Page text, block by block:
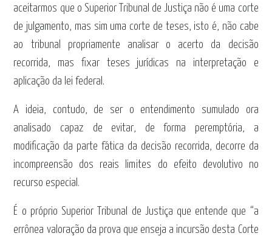
aceitarmos que o Superior Tribunal de Justiça não é uma corte
de julgamento, mas sim uma corte de teses, isto é, não cabe
ao tribunal propriamente analisar o acerto da decisão
recorrida, mas fixar teses jurídicas na interpretação e
aplicação da lei federal.
A ideia, contudo, de ser o entendimento sumulado ora
analisado capaz de evitar, de forma peremptória, a
modificação da parte fática da decisão recorrida, decorre da
incompreensão dos reais limites do efeito devolutivo no
recurso especial.
É o próprio Superior Tribunal de Justiça que entende que “a
errônea valoração da prova que enseja a incursão desta Corte